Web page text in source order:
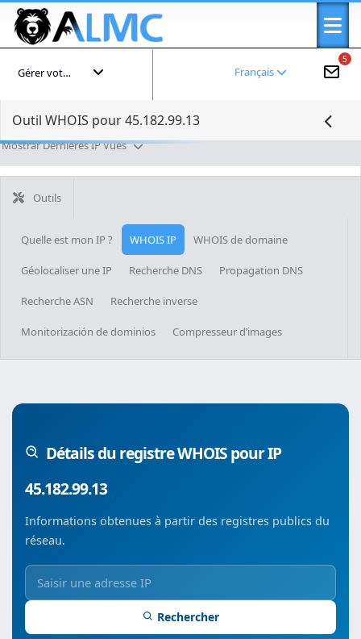
5
Français
Gérer votre compte
Outil WHOIS pour 45.182.99.13
Mostrar Dernières IP Vues
Outils
Quelle est mon IP ? WHOIS IP WHOIS de domaine
Géolocaliser une IP Recherche DNS Propagation DNS
Recherche ASN Recherche inverse
Monitorización de dominios Compresseur d’images
Détails du registre WHOIS pour IP
45.182.99.13
Informations obtenues à partir des registres publics du
réseau.
Rechercher